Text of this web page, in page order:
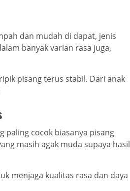
dan mudah di dapat, jenis
banyak varian rasa juga,
pisang terus stabil. Dari anak
paling cocok biasanya pisang
masih agak muda supaya hasil
menjaga kualitas rasa dan daya